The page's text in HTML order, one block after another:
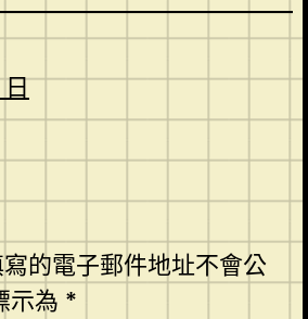
的電子郵件地址不會公
示為 *